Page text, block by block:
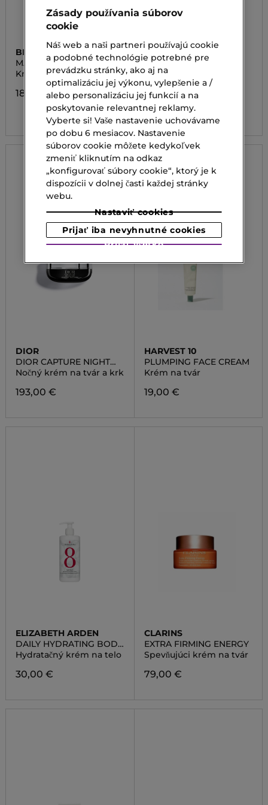
BEAUTY OF JOSEON
MATTE SUN STICK:
MUGWORT + CAMELIA
Krém na opaľovanie
18,50 €
SISLEY
SISLEŸA L'INTÉGRAL
ANTI-ÂGE
Koncentrovaný a
intenzívny telový krém
na spevnenie pokožky
350,00 €
DIOR
DIOR CAPTURE NIGHT
CREME
Nočný krém na tvár a krk
193,00 €
HARVEST 10
PLUMPING FACE CREAM
Krém na tvár
19,00 €
ELIZABETH ARDEN
DAILY HYDRATING BODY
LOTION
Hydratačný krém na telo
30,00 €
CLARINS
EXTRA FIRMING ENERGY
Spevňujúci krém na tvár
79,00 €
Zásady používania súborov
cookie
Náš web a naši partneri používajú cookie
a podobné technológie potrebné pre
prevádzku stránky, ako aj na
optimalizáciu jej výkonu, vylepšenie a /
alebo personalizáciu jej funkcií a na
poskytovanie relevantnej reklamy.
Vyberte si! Vaše nastavenie uchovávame
po dobu 6 mesiacov. Nastavenie
súborov cookie môžete kedykoľvek
zmeniť kliknutím na odkaz
„konfigurovať súbory cookie“, ktorý je k
dispozícii v dolnej časti každej stránky
webu.
Nastaviť cookies
Prijať iba nevyhnutné cookies
Prijať všetko